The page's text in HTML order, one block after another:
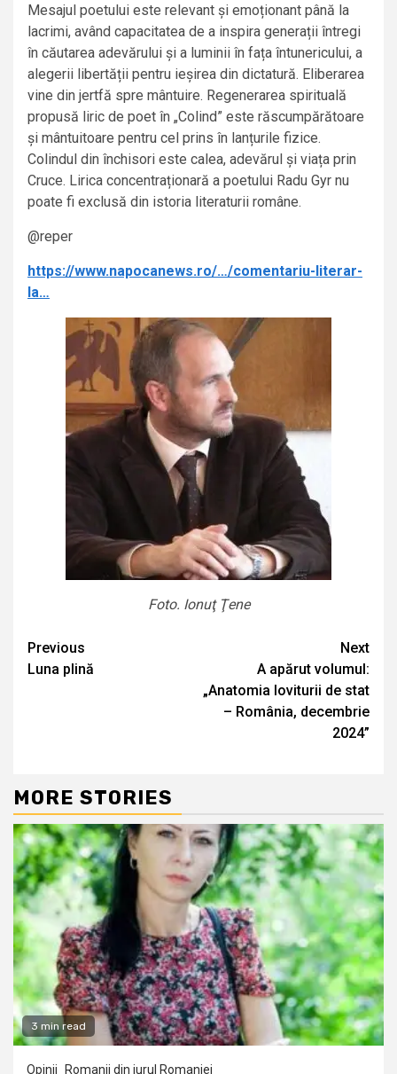
Mesajul poetului este relevant și emoționant până la
lacrimi, având capacitatea de a inspira generații întregi
în căutarea adevărului și a luminii în fața întunericului, a
alegerii libertății pentru ieșirea din dictatură. Eliberarea
vine din jertfă spre mântuire. Regenerarea spirituală
propusă liric de poet în „Colind” este răscumpărătoare
și mântuitoare pentru cel prins în lanțurile fizice.
Colindul din închisori este calea, adevărul și viața prin
Cruce. Lirica concentraționară a poetului Radu Gyr nu
poate fi exclusă din istoria literaturii române.
@reper
https://www.napocanews.ro/…/comentariu-literar-
la…
Foto. Ionuţ Ţene
Continue
Reading
Previous
Luna plină
Next
A apărut volumul:
„Anatomia loviturii de stat
– România, decembrie
2024”
MORE STORIES
3 min read
Opinii Romanii din jurul Romaniei